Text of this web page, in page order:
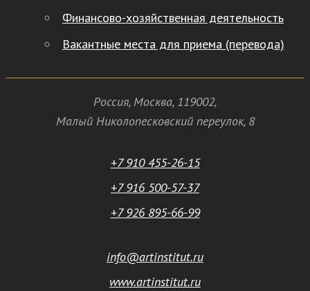
Финансово-хозяйственная деятельность
Вакантные места для приема (перевода)
Россия, Москва, 119002,
Малый Николопесковский переулок,8
+7 910 455-26-15
+7 916 500-57-37
+7 926 895-66-99
info@artinstitut.ru
www.artinstitut.ru